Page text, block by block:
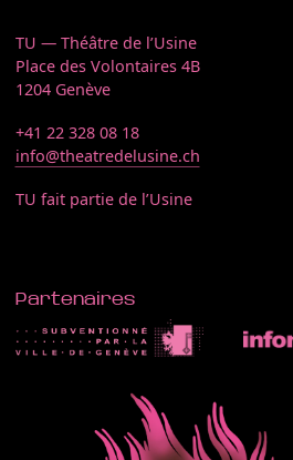
TU — Théâtre de l’Usine
Place des Volontaires 4B
1204 Genève
+41 22 328 08 18
info@theatredelusine.ch
TU fait partie de l’Usine
Partenaires